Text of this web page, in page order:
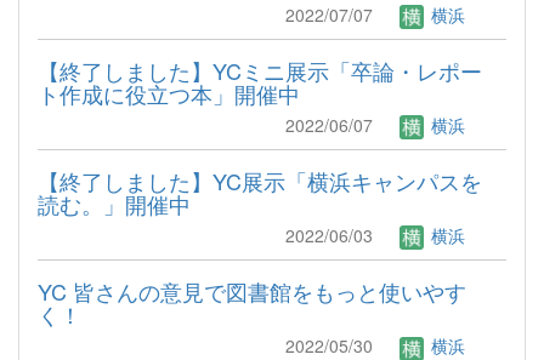
2022/07/07 横浜
【終了しました】YCミニ展示「卒論・レポー
ト作成に役立つ本」開催中
2022/06/07 横浜
【終了しました】YC展示「横浜キャンパスを
読む。」開催中
2022/06/03 横浜
YC 皆さんの意見で図書館をもっと使いやす
く！
2022/05/30 横浜